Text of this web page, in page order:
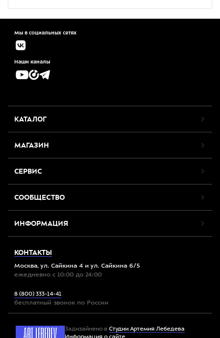
Мы в социальных сетях
Наши каналы
КАТАЛОГ
МАГАЗИН
СЕРВИС
СООБЩЕСТВО
ИНФОРМАЦИЯ
КОНТАКТЫ
Москва, ул. Сайкина 4 и ул. Сайкина 6/5
ежедневно с 10:00 до 24:00
8 (800) 333-14-41
бесплатный звонок по России
Задизайнено в Студии Артемия Лебедева